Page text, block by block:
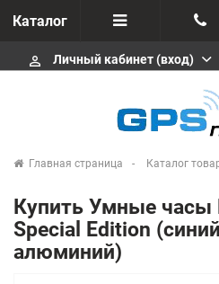
Каталог
Отзывы
+375 291646666
msa333
info@gpsnavi.by
perm_identity Личный кабинет (вход)
Главная страница Каталог
Купить Умные часы
Special Edition
алюминий)